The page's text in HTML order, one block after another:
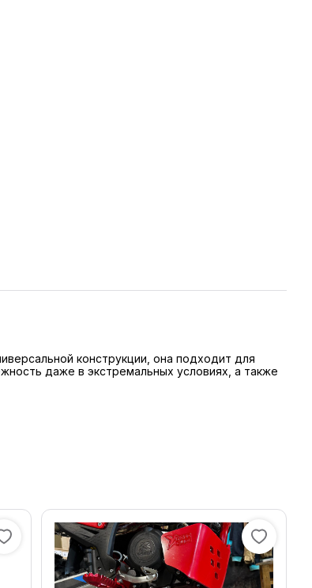
конструкции, она подходит для
даже в экстремальных условиях, а также